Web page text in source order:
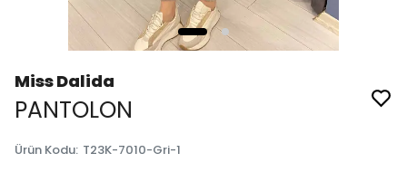
Miss Dalida
PANTOLON
Ürün Kodu: T23K-7010-Gri-1